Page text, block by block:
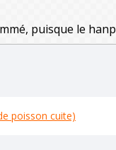
puisque le
poisson cuite)